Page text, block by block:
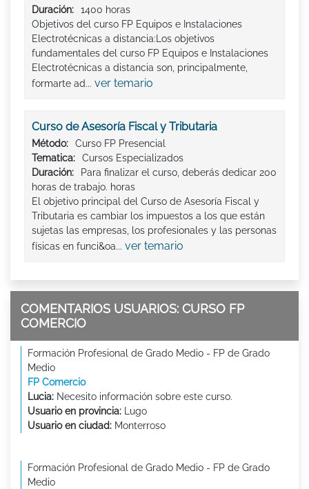
Duración:
1400 horas
Objetivos del curso FP Equipos e Instalaciones
Electrotécnicas a distancia:Los objetivos
fundamentales del curso FP Equipos e Instalaciones
Electrotécnicas a distancia son, principalmente,
formarte ad... ver temario
Curso de Asesoría Fiscal y Tributaria
Método:
Curso FP Presencial
Tematica:
Cursos Especializados
Duración:
Para finalizar el curso, deberás dedicar 200
horas de trabajo. horas
El objetivo principal del Curso de Asesoría Fiscal y
Tributaria es cambiar los impuestos a los que están
sujetas las empresas, los profesionales y las personas
físicas en funci&oa... ver temario
COMENTARIOS USUARIOS: CURSO FP
COMERCIO
Formación Profesional de Grado Medio - FP de Grado
Medio
FP Comercio
Lucia: Necesito información sobre este curso.
Usuario en provincia: Lugo
Usuario en ciudad: Monterroso
Formación Profesional de Grado Medio - FP de Grado
Medio